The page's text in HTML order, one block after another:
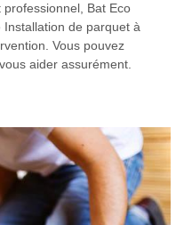
professionnel, Bat Eco
Installation de parquet à
Vous pouvez
aider assurément.